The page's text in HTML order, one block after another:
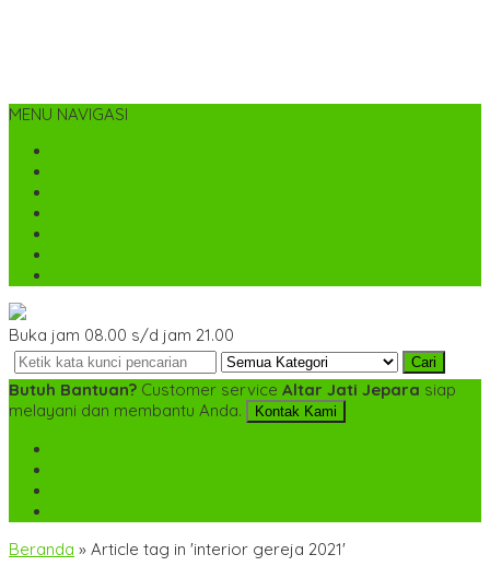
MENU NAVIGASI
Buka jam 08.00 s/d jam 21.00
Cari
Butuh Bantuan? Customer service Altar Jati Jepara siap
melayani dan membantu Anda.
Kontak Kami
Beranda » Article tag in 'interior gereja 2021'